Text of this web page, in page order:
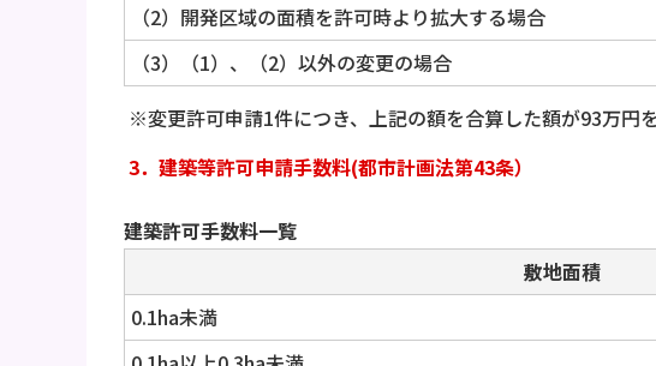
（2）開発区域の面積を許可時より拡大する場合
（3）（1）、（2）以外の変更の場合
※変更許可申請1件につき、上記の額を合算した額が93万円
3．建築等許可申請手数料(都市計画法第43条）
建築許可手数料一覧
敷地面積
0.1ha未満